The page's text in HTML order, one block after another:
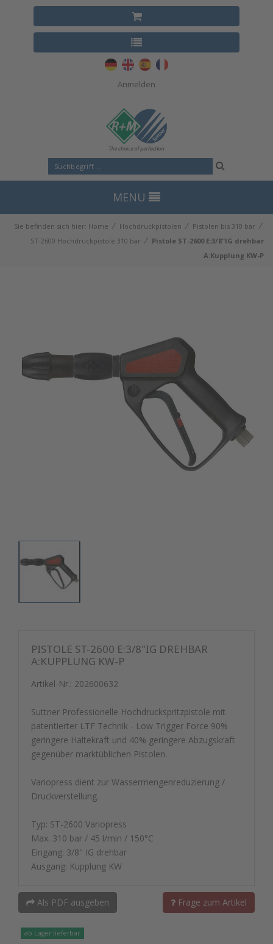
Anmelden
MENU
Sie befinden sich hier: Home ⁄ Hochdruckpistolen ⁄ Pistolen bis 310 bar ⁄
ST-2600 Hochdruckpistole 310 bar ⁄ Pistole ST-2600 E:3/8"IG drehbar
A:Kupplung KW-P
PISTOLE ST-2600 E:3/8"IG DREHBAR
A:KUPPLUNG KW-P
Artikel-Nr.: 202600632
Suttner Professionelle Hochdruckspritzpistole mit
patentierter LTF Technik - Low Trigger Force 90%
geringere Haltekraft und 40% geringere Abzugskraft
gegenüber marktüblichen Pistolen.
Variopress dient zur Wassermengenreduzierung /
Druckverstellung.
Typ: ST-2600 Variopress
Max. 310 bar / 45 l/min / 150°C
Eingang: 3/8" IG drehbar
Ausgang: Kupplung KW
Als PDF ausgeben Frage zum Artikel
ab Lager lieferbar